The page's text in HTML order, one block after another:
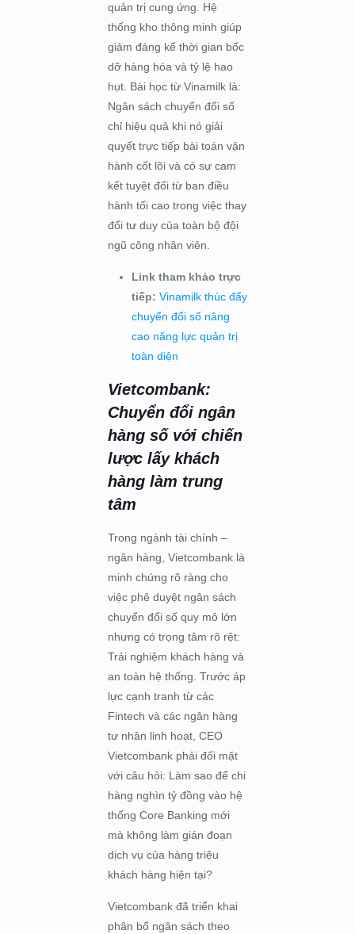
quản trị cung ứng. Hệ
thống kho thông minh giúp
giảm đáng kể thời gian bốc
dỡ hàng hóa và tỷ lệ hao
hụt. Bài học từ Vinamilk là:
Ngân sách chuyển đổi số
chỉ hiệu quả khi nó giải
quyết trực tiếp bài toán vận
hành cốt lõi và có sự cam
kết tuyệt đối từ ban điều
hành tối cao trong việc thay
đổi tư duy của toàn bộ đội
ngũ công nhân viên.
Link tham khảo trực
tiếp: Vinamilk thúc đẩy
chuyển đổi số nâng
cao năng lực quản trị
toàn diện
Vietcombank:
Chuyển đổi ngân
hàng số với chiến
lược lấy khách
hàng làm trung
tâm
Trong ngành tài chính –
ngân hàng, Vietcombank là
minh chứng rõ ràng cho
việc phê duyệt ngân sách
chuyển đổi số quy mô lớn
nhưng có trọng tâm rõ rệt:
Trải nghiệm khách hàng và
an toàn hệ thống. Trước áp
lực cạnh tranh từ các
Fintech và các ngân hàng
tư nhân linh hoạt, CEO
Vietcombank phải đối mặt
với câu hỏi: Làm sao để chi
hàng nghìn tỷ đồng vào hệ
thống Core Banking mới
mà không làm gián đoạn
dịch vụ của hàng triệu
khách hàng hiện tại?
Vietcombank đã triển khai
phân bổ ngân sách theo